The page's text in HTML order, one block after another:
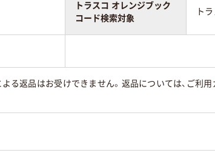
トラスコ オレンジブック
コード検索対象
ト
る返品はお受けできません。返品については、ご利用